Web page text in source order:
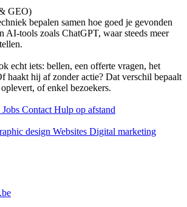
GEO)
bepalen samen hoe goed je gevonden
AI-tools zoals ChatGPT, waar steeds meer
echt iets: bellen, een offerte vragen, het
haakt hij af zonder actie? Dat verschil bepaalt
of enkel bezoekers.
Jobs Contact Hulp op afstand
design Websites Digital marketing